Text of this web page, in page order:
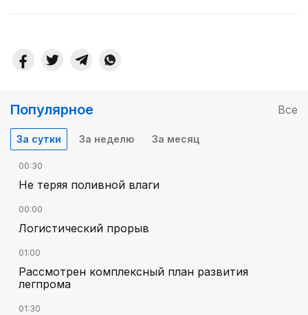
Популярное Все
За сутки За неделю За месяц
00:30
Не теряя поливной влаги
00:00
Логистический прорыв
01:00
Рассмотрен комплексный план развития
легпрома
01:30